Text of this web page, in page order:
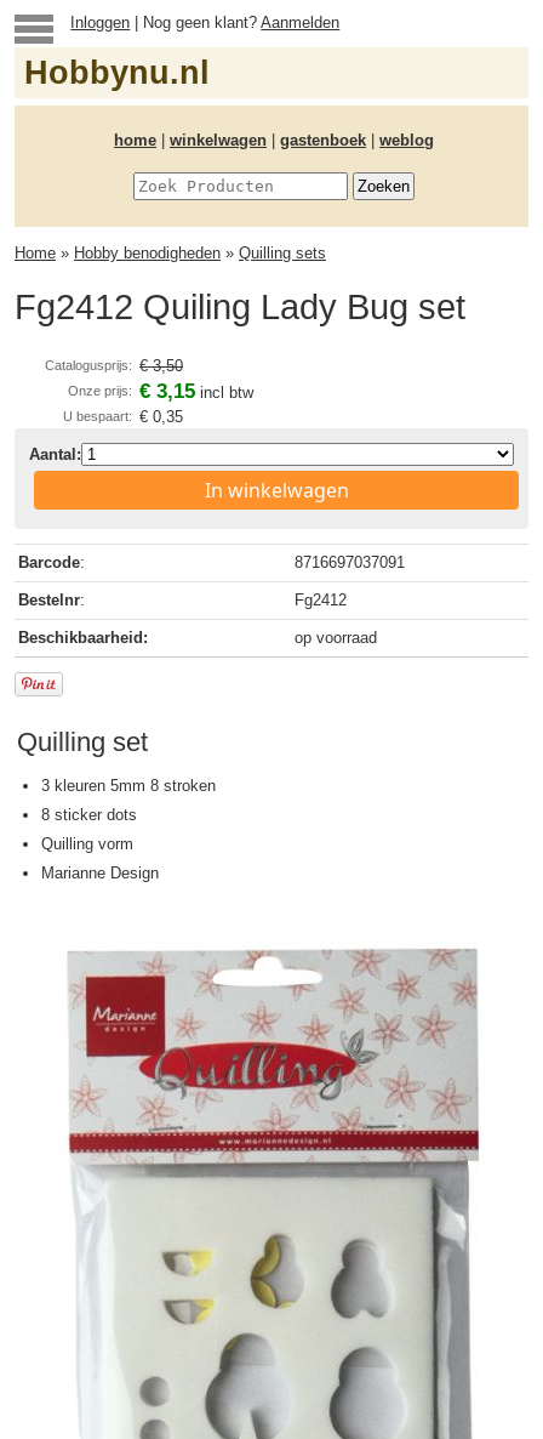
Inloggen | Nog geen klant?Aanmelden
Hobbynu.nl
home winkelwagen gastenboek weblog
Home » Hobby benodigheden » Quilling sets
Fg2412 Quiling Lady Bug set
Catalogusprijs: € 3,50
Onze prijs: € 3,15 incl btw
U bespaart: € 0,35
Aantal:
In winkelwagen
Barcode: 8716697037091
Bestelnr: Fg2412
Beschikbaarheid: op voorraad
Quilling set
3 kleuren 5mm 8 stroken
8 sticker dots
Quilling vorm
Marianne Design